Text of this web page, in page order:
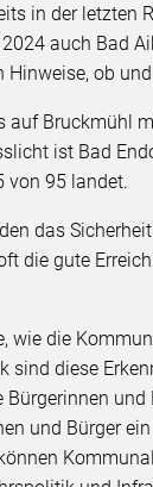
in der letzten
auch Bad
ob
auf Bruckmühl
ist Bad
von 95 landet.
das
die gute
wie die
diese
und Bürger